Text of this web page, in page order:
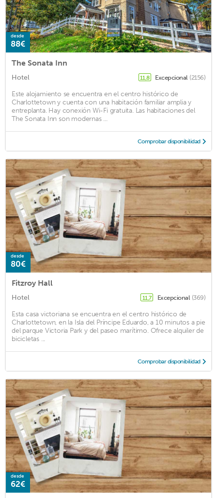
desde
88€
The Sonata Inn
Hotel 11,8 Excepcional (2156)
Este alojamiento se encuentra en el centro histórico de
Charlottetown y cuenta con una habitación familiar amplia y
entreplanta. Hay conexión Wi-Fi gratuita. Las habitaciones del
The Sonata Inn son modernas ...
Comprobar disponibilidad
desde
80€
Fitzroy Hall
Hotel 11,7 Excepcional (369)
Esta casa victoriana se encuentra en el centro histórico de
Charlottetown, en la Isla del Príncipe Eduardo, a 10 minutos a pie
del parque Victoria Park y del paseo marítimo. Ofrece alquiler de
bicicletas ...
Comprobar disponibilidad
desde
62€